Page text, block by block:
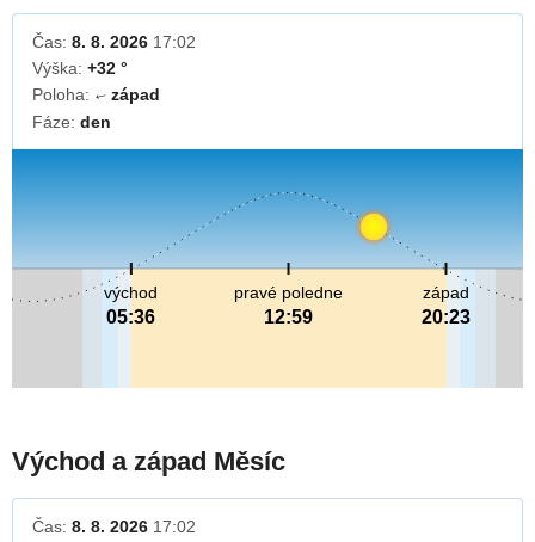
Čas: 8. 8. 2026 17:02
Výška: +32 °
Poloha: ↓západ
Fáze: den
pravé poledne
12:59
východ
05:36
západ
20:23
Východ a západ Měsíc
Čas: 8. 8. 2026 17:02